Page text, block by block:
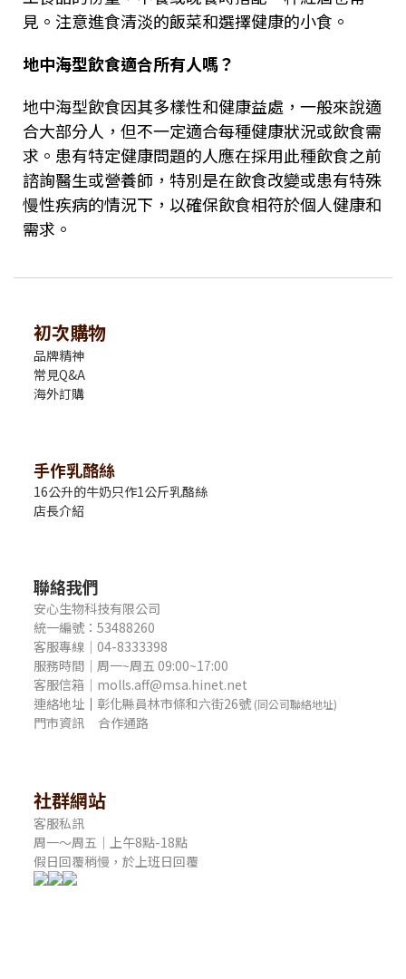
見。注意進食清淡的飯菜和選擇健康的小食。
地中海型飲食適合所有人嗎？
地中海型飲食因其多樣性和健康益處，一般來說適
合大部分人，但不一定適合每種健康狀況或飲食需
求。患有特定健康問題的人應在採用此種飲食之前
諮詢醫生或營養師，特別是在飲食改變或患有特殊
慢性疾病的情況下，以確保飲食相符於個人健康和
需求。
初次購物
品牌精神
常見Q&A
海外訂購
手作乳酪絲
16公升的牛奶只作1公斤乳酪絲
店長介紹
聯絡我們
安心生物科技有限公司
統一編號：53488260
客服專線｜04-8333398
服務時間｜周一~周五 09:00~17:00
客服信箱｜molls.aff@msa.hinet.net
連絡地址 ｜ 彰化縣員林市條和六街26號 (同公司聯絡地址)
門市資訊 合作通路
社群網站
客服私訊
周一～周五｜上午8點-18點
假日回覆稍慢，於上班日回覆